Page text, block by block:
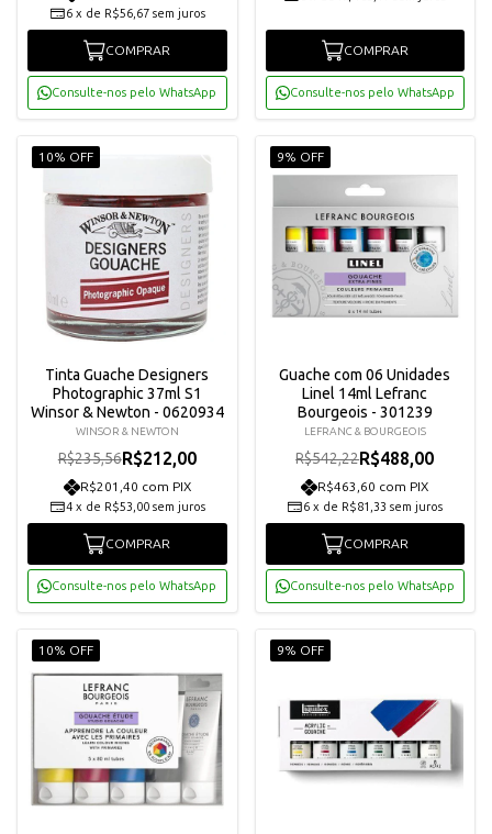
6 x de R$56,67 sem juros
COMPRAR
Consulte-nos pelo WhatsApp
COMPRAR
Consulte-nos pelo WhatsApp
10% OFF
Tinta Guache Designers
Photographic 37ml S1
Winsor & Newton - 0620934
WINSOR & NEWTON
R$235,56R$212,00
R$201,40 com PIX
4 x de R$53,00 sem juros
COMPRAR
Consulte-nos pelo WhatsApp
9% OFF
Guache com 06 Unidades
Linel 14ml Lefranc
Bourgeois - 301239
LEFRANC & BOURGEOIS
R$542,22R$488,00
R$463,60 com PIX
6 x de R$81,33 sem juros
COMPRAR
Consulte-nos pelo WhatsApp
10% OFF 9% OFF